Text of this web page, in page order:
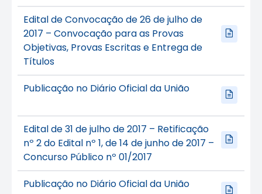
Edital de Convocação de 26 de julho de
2017 – Convocação para as Provas
Objetivas, Provas Escritas e Entrega de
Títulos
Publicação no Diário Oficial da União
Edital de 31 de julho de 2017 – Retificação
nº 2 do Edital nº 1, de 14 de junho de 2017 –
Concurso Público nº 01/2017
Publicação no Diário Oficial da União